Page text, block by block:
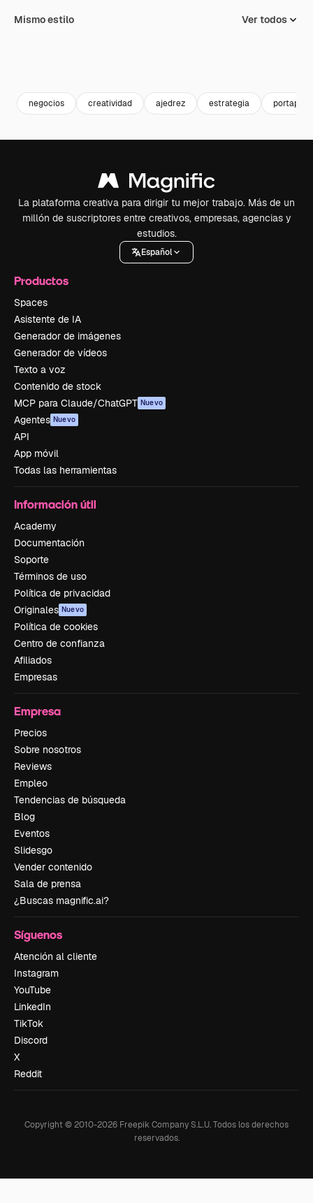
Mismo estilo Ver todos
negocios creatividad ajedrez estrategia
La plataforma creativa para dirigir tu mejor trabajo. Más de un
millón de suscriptores entre creativos, empresas, agencias y
estudios.
Español
Productos
Spaces
Asistente de IA
Generador de imágenes
Generador de vídeos
Texto a voz
Contenido de stock
MCP para Claude/ChatGPT Nuevo
Agentes Nuevo
API
App móvil
Todas las herramientas
Información útil
Academy
Documentación
Soporte
Términos de uso
Política de privacidad
Originales Nuevo
Política de cookies
Centro de confianza
Afiliados
Empresas
Empresa
Precios
Sobre nosotros
Reviews
Empleo
Tendencias de búsqueda
Blog
Eventos
Slidesgo
Vender contenido
Sala de prensa
¿Buscas magnific.ai?
Síguenos
Atención al cliente
Instagram
YouTube
LinkedIn
TikTok
Discord
X
Reddit
Copyright © 2010-2026 Freepik Company S.L.U.Todos los derechos
reservados.